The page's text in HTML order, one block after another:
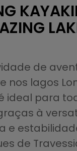
de
nos lagos
ideal para
à
e
de